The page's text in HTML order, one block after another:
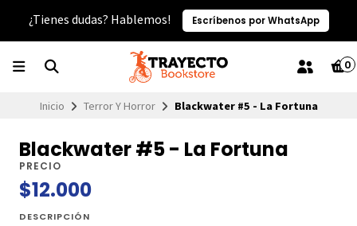
¿Tienes dudas? Hablemos! Escríbenos por WhatsApp
0
Inicio Terror Y Horror Blackwater #5 - La Fortuna
Blackwater #5 - La Fortuna
PRECIO
$12.000
DESCRIPCIÓN